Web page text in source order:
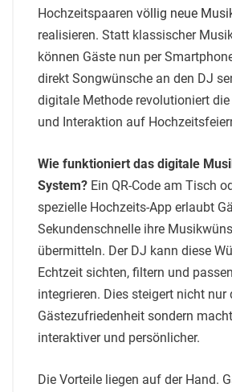
Hochzeitspaaren völlig neue
realisieren. Statt klassischer
können Gäste nun per
direkt Songwünsche an den DJ
digitale Methode revolutioniert
und Interaktion auf
Wie funktioniert das digitale
System? Ein QR-Code am Tisch
spezielle Hochzeits-App erlaubt
Sekundenschnelle ihre
übermitteln. Der DJ kann diese
Echtzeit sichten, filtern und
integrieren. Dies steigert nicht nur
Gästezufriedenheit sondern
interaktiver und persönlicher.
Die Vorteile liegen auf der Hand.